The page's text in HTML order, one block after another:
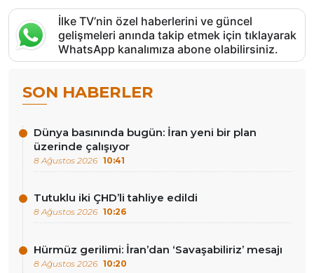
İlke TV’nin özel haberlerini ve güncel
gelişmeleri anında takip etmek için tıklayarak
WhatsApp kanalımıza abone olabilirsiniz.
SON HABERLER
Dünya basınında bugün: İran yeni bir plan
üzerinde çalışıyor
8 Ağustos 2026 10:41
Tutuklu iki ÇHD’li tahliye edildi
8 Ağustos 2026 10:26
Hürmüz gerilimi: İran’dan ‘Savaşabiliriz’ mesajı
8 Ağustos 2026 10:20